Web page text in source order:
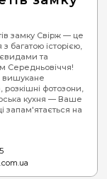
замку Свірж — це
багатою історією,
та
Середньовіччя!
вишукане
фотозони,
кухня — Ваше
запам'ятається на